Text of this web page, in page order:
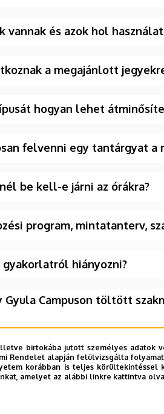
vannak és azok hol
a megajánlott
hogyan lehet
felvenni egy tantárgyat a
be kell-e járni az órákra?
program, mintatanterv,
hiányozni?
Campuson töltött
a Neptunban?
birtokába jutott személyes adatok
Rendelet alapján felülvizsgálta
korábban is teljes
amelyet az alábbi linkre kattintva